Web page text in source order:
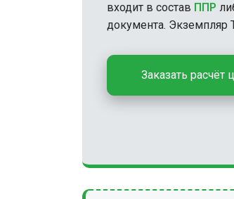
входит в состав ППР
документа. Экземпляр
Заказать расчёт